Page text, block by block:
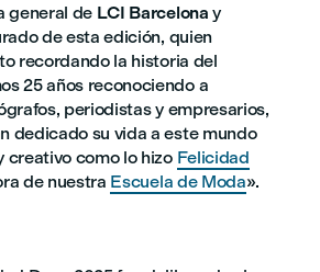
general de LCI Barcelona y
de esta edición, quien
recordando la historia del
25 años reconociendo a
periodistas y empresarios,
dedicado su vida a este mundo
creativo como lo hizo Felicidad
de nuestra Escuela de Moda».